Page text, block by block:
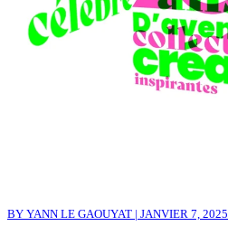
BY YANN LE GAOUYAT | JANVIER 7, 2025